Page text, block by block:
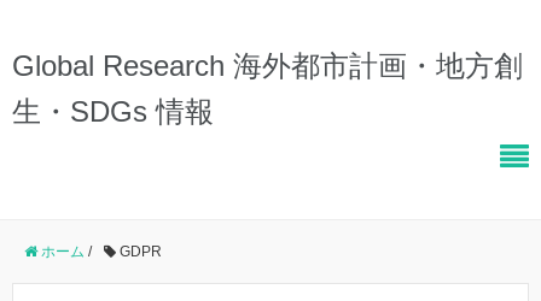
Global Research 海外都市計画・地方創
生・SDGs 情報
ホーム / GDPR